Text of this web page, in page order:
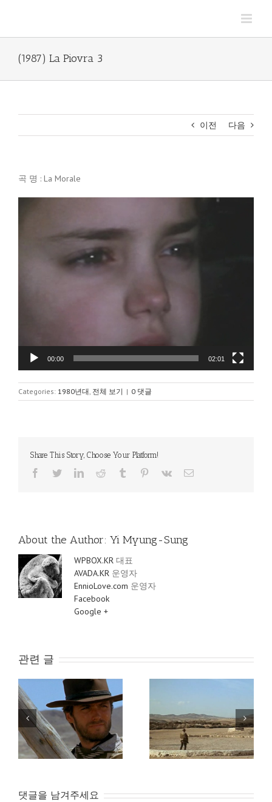
(1987) La Piovra 3
이전 다음
곡 명 : La Morale
00:00 02:01
Categories: 1980년대 전체 보기 | 0 댓글
Share This Story, Choose Your Platform!
Facebook
TwitterLinkedInReddit Tumblr Pinterest
Vk
이
About the Author: Yi Myung-Sung
WPBOX.KR 대표
AVADA.KR 운영자
EnnioLove.com 운영자
Facebook
Google +
관련 글
(1965) For a Few Dollars
More / Per Qualche
Dollaro in Piu – 석양의
무법자
(1966) The Good The
Bad and The Ugly –
(속)석양의 무법자
댓글을 남겨주세요